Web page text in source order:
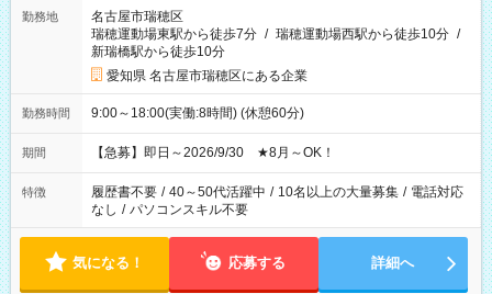
勤務地
名古屋市瑞穂区
瑞穂運動場東駅から徒歩7分 / 瑞穂運動場西駅から徒歩10分 /
新瑞橋駅から徒歩10分
愛知県 名古屋市瑞穂区にある企業
勤務時間 9:00～18:00(実働:8時間) (休憩60分)
期間 【急募】即日～2026/9/30 ★8月～OK！
特徴 履歴書不要 / 40～50代活躍中 / 10名以上の大量募集 / 電話対応
なし / パソコンスキル不要
気になる！ 応募する 詳細へ